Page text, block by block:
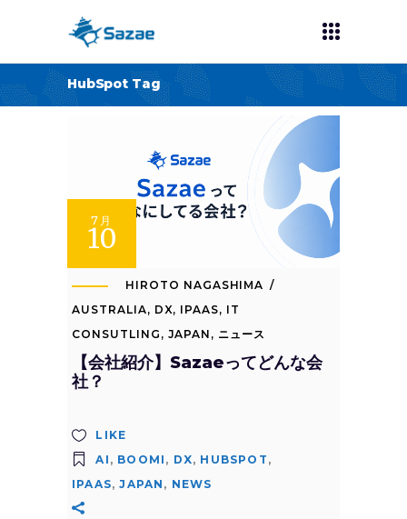
HubSpot Tag
7月
10
HIROTO NAGASHIMA
AUSTRALIA, DX, IPAAS, IT
CONSUTLING , JAPAN , ニュース
【会社紹介】Sazaeってどんな会
社？
LIKE
AI , BOOMI , DX, HUBSPOT ,
IPAAS,JAPAN , NEWS